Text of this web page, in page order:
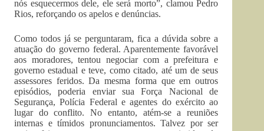
nós esquecermos dele, ele será morto”, clamou Pedro
Rios, reforçando os apelos e denúncias.
Como todos já se perguntaram, fica a dúvida sobre a
atuação do governo federal. Aparentemente favorável
aos moradores, tentou negociar com a prefeitura e
governo estadual e teve, como citado, até um de seus
assessores feridos. Da mesma forma que em outros
episódios, poderia enviar sua Força Nacional de
Segurança, Polícia Federal e agentes do exército ao
lugar do conflito. No entanto, atém-se a reuniões
internas e tímidos pronunciamentos. Talvez por ser